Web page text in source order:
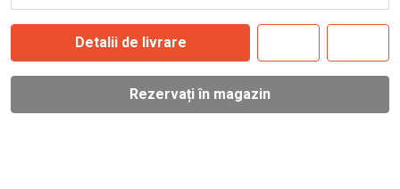
Detalii de livrare
Rezervați în magazin